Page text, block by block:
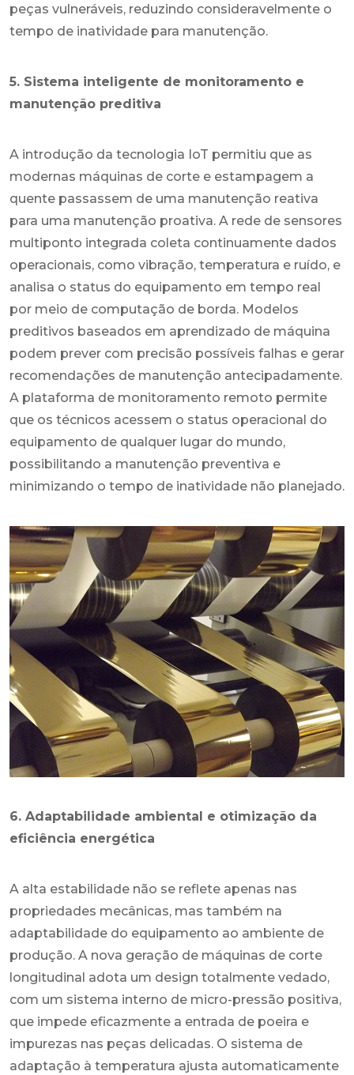
peças vulneráveis, reduzindo consideravelmente o
tempo de inatividade para manutenção.
5. Sistema inteligente de monitoramento e
manutenção preditiva
A introdução da tecnologia IoT permitiu que as
modernas máquinas de corte e estampagem a
quente passassem de uma manutenção reativa
para uma manutenção proativa. A rede de sensores
multiponto integrada coleta continuamente dados
operacionais, como vibração, temperatura e ruído, e
analisa o status do equipamento em tempo real
por meio de computação de borda. Modelos
preditivos baseados em aprendizado de máquina
podem prever com precisão possíveis falhas e gerar
recomendações de manutenção antecipadamente.
A plataforma de monitoramento remoto permite
que os técnicos acessem o status operacional do
equipamento de qualquer lugar do mundo,
possibilitando a manutenção preventiva e
minimizando o tempo de inatividade não planejado.
6. Adaptabilidade ambiental e otimização da
eficiência energética
A alta estabilidade não se reflete apenas nas
propriedades mecânicas, mas também na
adaptabilidade do equipamento ao ambiente de
produção. A nova geração de máquinas de corte
longitudinal adota um design totalmente vedado,
com um sistema interno de micro-pressão positiva,
que impede eficazmente a entrada de poeira e
impurezas nas peças delicadas. O sistema de
adaptação à temperatura ajusta automaticamente